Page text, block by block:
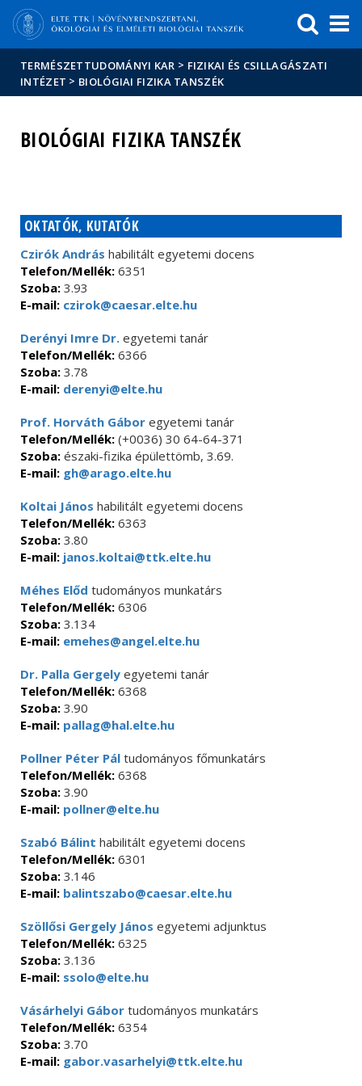
Hírek
Események
ELTE a
sajtóban
TERMÉSZETTUDOMÁNYI KAR > FIZIKAI ÉS CSILLAGÁSZATI
INTÉZET > BIOLÓGIAI FIZIKA TANSZÉK
BIOLÓGIAI FIZIKA TANSZÉK
OKTATÓK, KUTATÓK
Czirók András habilitált egyetemi docens
Telefon/Mellék: 6351
Szoba: 3.93
E-mail: czirok@caesar.elte.hu
Derényi Imre Dr. egyetemi tanár
Telefon/Mellék: 6366
Szoba: 3.78
E-mail: derenyi@elte.hu
Prof. Horváth Gábor egyetemi tanár
Telefon/Mellék: (+0036) 30 64-64-371
Szoba: északi-fizika épülettömb, 3.69.
E-mail: gh@arago.elte.hu
Koltai János habilitált egyetemi docens
Telefon/Mellék: 6363
Szoba: 3.80
E-mail: janos.koltai@ttk.elte.hu
Méhes Előd tudományos munkatárs
Telefon/Mellék: 6306
Szoba: 3.134
E-mail: emehes@angel.elte.hu
Dr. Palla Gergely egyetemi tanár
Telefon/Mellék: 6368
Szoba: 3.90
E-mail: pallag@hal.elte.hu
Pollner Péter Pál tudományos főmunkatárs
Telefon/Mellék: 6368
Szoba: 3.90
E-mail: pollner@elte.hu
Szabó Bálint habilitált egyetemi docens
Telefon/Mellék: 6301
Szoba: 3.146
E-mail: balintszabo@caesar.elte.hu
Szöllősi Gergely János egyetemi adjunktus
Telefon/Mellék: 6325
Szoba: 3.136
E-mail: ssolo@elte.hu
Vásárhelyi Gábor tudományos munkatárs
Telefon/Mellék: 6354
Szoba: 3.70
E-mail: gabor.vasarhelyi@ttk.elte.hu